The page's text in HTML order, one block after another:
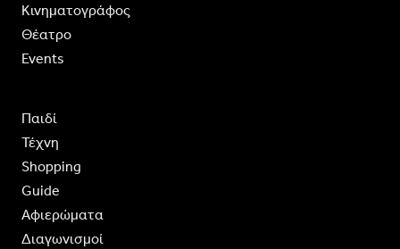
Κινηματογράφος
Θέατρο
Events
Παιδί
Τέχνη
Shopping
Guide
Aφιερώματα
Διαγωνισμοί